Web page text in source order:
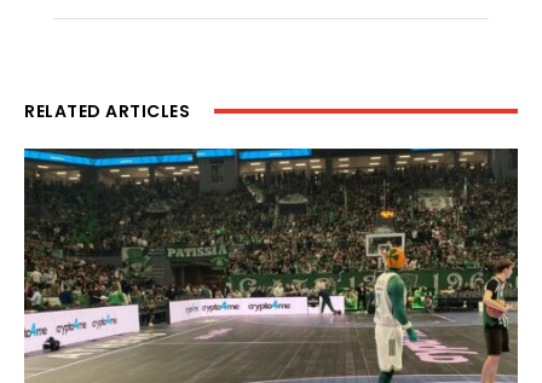
RELATED ARTICLES